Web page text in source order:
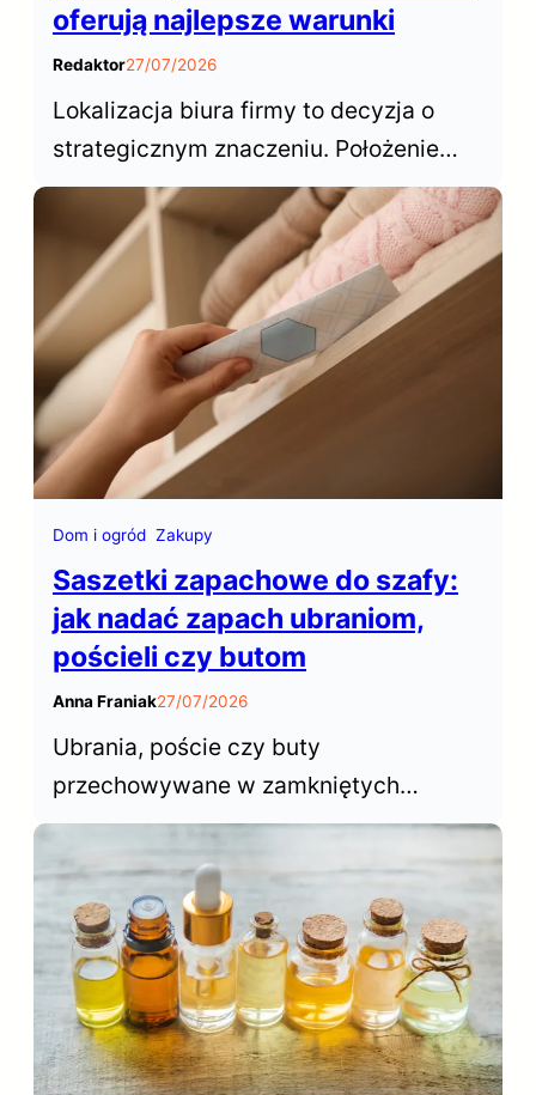
oferują najlepsze warunki
Redaktor27/07/2026
Lokalizacja biura firmy to decyzja o
strategicznym znaczeniu. Położenie
biura decyduje o dostępie do talentów,
wpływa na koszty operacyjne,
samopoczucie zespołu… Gdzie więc w
Polsce wynająć biuro?
Dom i ogród Zakupy
Saszetki zapachowe do szafy:
jak nadać zapach ubraniom,
pościeli czy butom
Anna Franiak27/07/2026
Ubrania, poście czy buty
przechowywane w zamkniętych
przestrzeniach szafy czy garderoby
rzadko mają atrakcyjny zapach.
Saszetki zapachowe do szafy
pozwalają łatwo i szybko odświeżyć
naszą garderobę.